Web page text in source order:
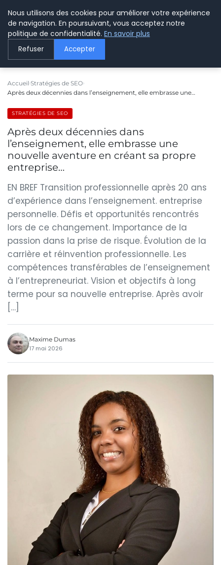
LE WEBMARKETING
Accueil Stratégies de SEO
Après deux décennies dans l’enseignement, elle embrasse une…
STRATÉGIES DE SEO
Après deux décennies dans
l’enseignement, elle embrasse une
nouvelle aventure en créant sa propre
entreprise…
EN BREF Transition professionnelle après 20 ans
d’expérience dans l’enseignement. entreprise
personnelle. Défis et opportunités rencontrés
lors de ce changement. Importance de la
passion dans la prise de risque. Évolution de la
carrière et réinvention professionnelle. Les
compétences transférables de l’enseignement
à l’entrepreneuriat. Vision et objectifs à long
terme pour sa nouvelle entreprise. Après avoir
[…]
Maxime Dumas
17 mai 2026
Nous utilisons des cookies pour améliorer votre expérience
de navigation. En poursuivant, vous acceptez notre
politique de confidentialité. En savoir plus
Refuser Accepter